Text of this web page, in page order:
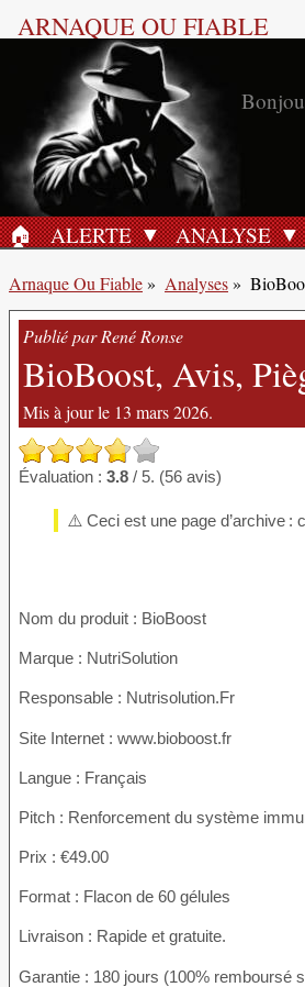
ARNAQUE OU FIABLE
ACCUEIL
🏠︎ ALERTE ANALYSE
Arnaque Ou Fiable» Analyses»
Publié par René Ronse
BioBoost, Avis,
Mis à jour le 13 mars 2026.
Évaluation : 3.8 / 5. (56 avis)
⚠️ Ceci est une page d’archive :
Nom du produit : BioBoost
Marque : NutriSolution
Responsable : Nutrisolution.Fr
Site Internet : www.bioboost.fr
Langue : Français
Pitch : Renforcement du système
Prix : €49.00
Format : Flacon de 60 gélules
Livraison : Rapide et gratuite.
Garantie : 180 jours (100% remboursé